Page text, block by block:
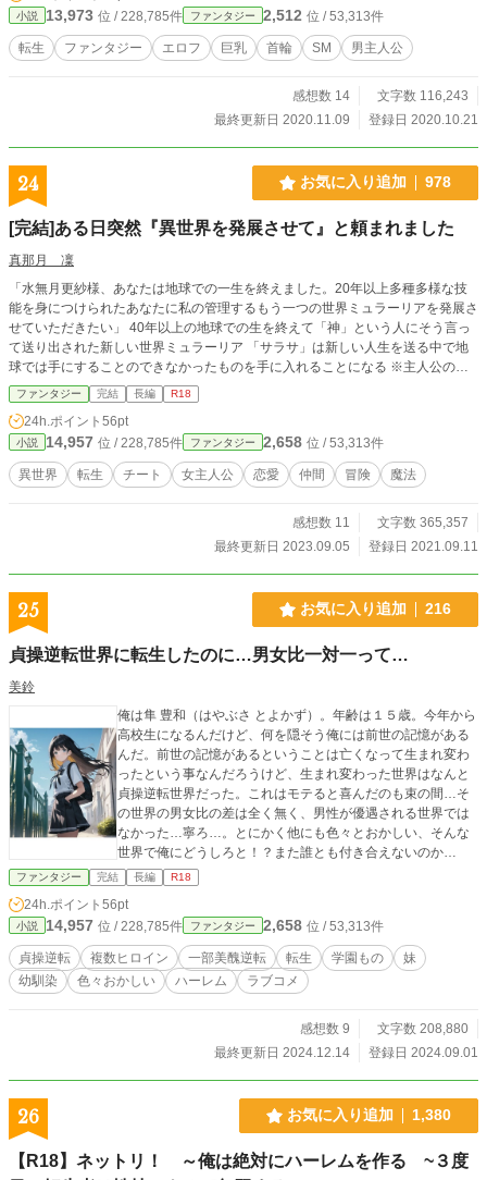
小説 13,973 位 / 228,785件 ファンタジー 2,512 位 / 53,313件
転生 ファンタジー エロフ 巨乳 首輪 SM 男主人公
感想数 14
文字数 116,243
最終更新日 2020.11.09
登録日 2020.10.21
24 お気に入り追加 978
[完結]ある日突然『異世界を発展させて』と頼まれました
真那月 凜
「水無月更紗様、あなたは地球での一生を終えました。20年以上多種多様な技
能を身につけられたあなたに私の管理するもう一つの世界ミュラーリアを発展さ
せていただきたい」 40年以上の地球での生を終えて「神」という人にそう言っ
て送り出された新しい世界ミュラーリア 「サラサ」は新しい人生を送る中で地
球では手にすることのできなかったものを手に入れることになる ※主人公の子
供達のお話を開始しました。 チートな親から生まれたのは「規格外」でした
ご覧いただけると嬉しいです お気に入り登録いつの間にか400越え。ありがと
うございます！ +-+-+-+-+-+-+-+-+-+-+-+-+-+-+-+-+-+-+-+-+-+-+-+-+-+-+-+-+-+-+-
+- R18は少なめです なろう、カクヨムにも掲載中です 時々さかのぼって
部分修正することがあります 誤字脱字の報告大歓迎です
ファンタジー 完結 長編 R18
24h.ポイント 56pt
小説 14,957 位 / 228,785件 ファンタジー 2,658 位 / 53,313件
異世界 転生 チート 女主人公 恋愛 仲間 冒険 魔法
感想数 11
文字数 365,357
最終更新日 2023.09.05
登録日 2021.09.11
25 お気に入り追加 216
貞操逆転世界に転生したのに…男女比一対一って…
美鈴
俺は隼 豊和（はやぶさ とよかず）。年齢は１５歳。今年から
高校生になるんだけど、何を隠そう俺には前世の記憶がある
んだ。前世の記憶があるということは亡くなって生まれ変わ
ったという事なんだろうけど、生まれ変わった世界はなんと
貞操逆転世界だった。これはモテると喜んだのも束の間…そ
の世界の男女比の差は全く無く、男性が優遇される世界では
なかった…寧ろ…。とにかく他にも色々とおかしい、そんな
世界で俺にどうしろと！？また誰とも付き合えないのか
っ！？そんなお話です…。 ※カクヨム様にも投稿しておりま
ファンタジー 完結 長編 R18
24h.ポイント 56pt
小説 14,957 位 / 228,785件 ファンタジー 2,658 位 / 53,313件
貞操逆転 複数ヒロイン 一部美醜逆転 転生 学園もの
妹
幼馴染
色々おかしい ハーレム ラブコメ
感想数 9
文字数 208,880
最終更新日 2024.12.14
登録日 2024.09.01
26 お気に入り追加 1,380
【R18】ネットリ！ ～俺は絶対にハーレムを作る ~３度